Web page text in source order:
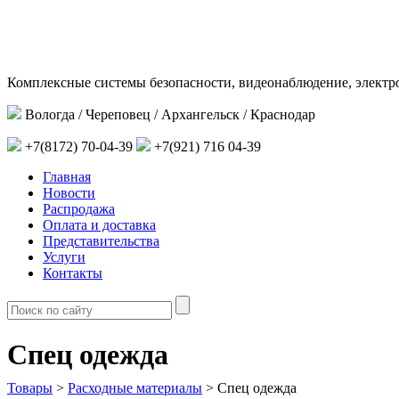
Комплексные системы безопасности, видеонаблюдение,
Вологда / Череповец / Архангельск / Краснодар
+7(8172) 70-04-39
+7(921) 716 04-39
Главная
Новости
Распродажа
Оплата и доставка
Представительства
Услуги
Контакты
Спец одежда
Товары > Расходные материалы > Спец одежда